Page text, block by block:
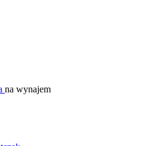
na wynajem